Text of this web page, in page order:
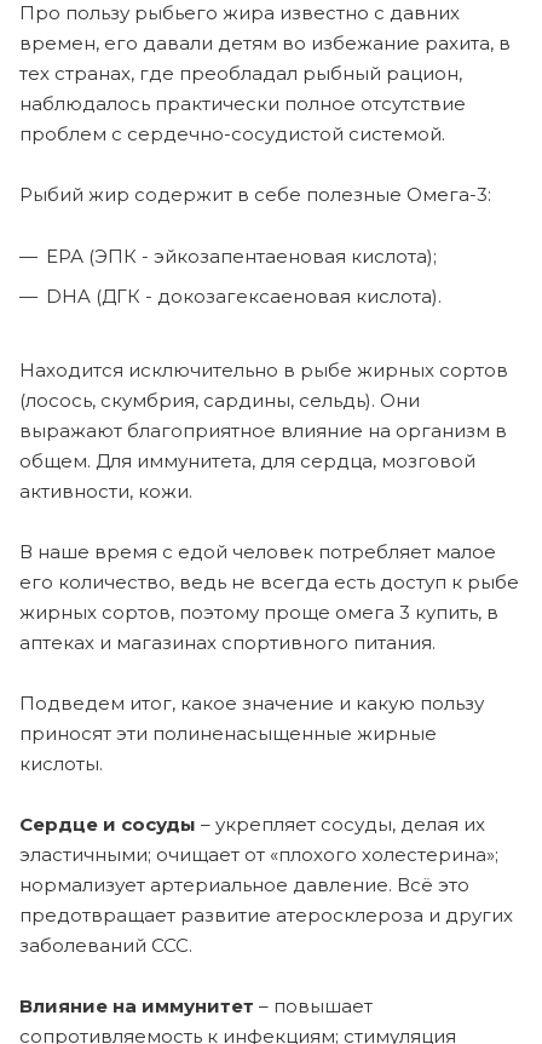
Про пользу рыбьего жира известно с давних
времен, его давали детям во избежание рахита, в
тех странах, где преобладал рыбный рацион,
наблюдалось практически полное отсутствие
проблем с сердечно-сосудистой системой.
Рыбий жир содержит в себе полезные Омега-3:
ЕРА (ЭПК - эйкозапентаеновая кислота);
DHA (ДГК - докозагексаеновая кислота).
Находится исключительно в рыбе жирных сортов
(лосось, скумбрия, сардины, сельдь). Они
выражают благоприятное влияние на организм в
общем. Для иммунитета, для сердца, мозговой
активности, кожи.
В наше время с едой человек потребляет малое
его количество, ведь не всегда есть доступ к рыбе
жирных сортов, поэтому проще омега 3 купить, в
аптеках и магазинах спортивного питания.
Подведем итог, какое значение и какую пользу
приносят эти полиненасыщенные жирные
кислоты.
Сердце и сосуды – укрепляет сосуды, делая их
эластичными; очищает от «плохого холестерина»;
нормализует артериальное давление. Всё это
предотвращает развитие атеросклероза и других
заболеваний ССС.
Влияние на иммунитет – повышает
сопротивляемость к инфекциям; стимуляция